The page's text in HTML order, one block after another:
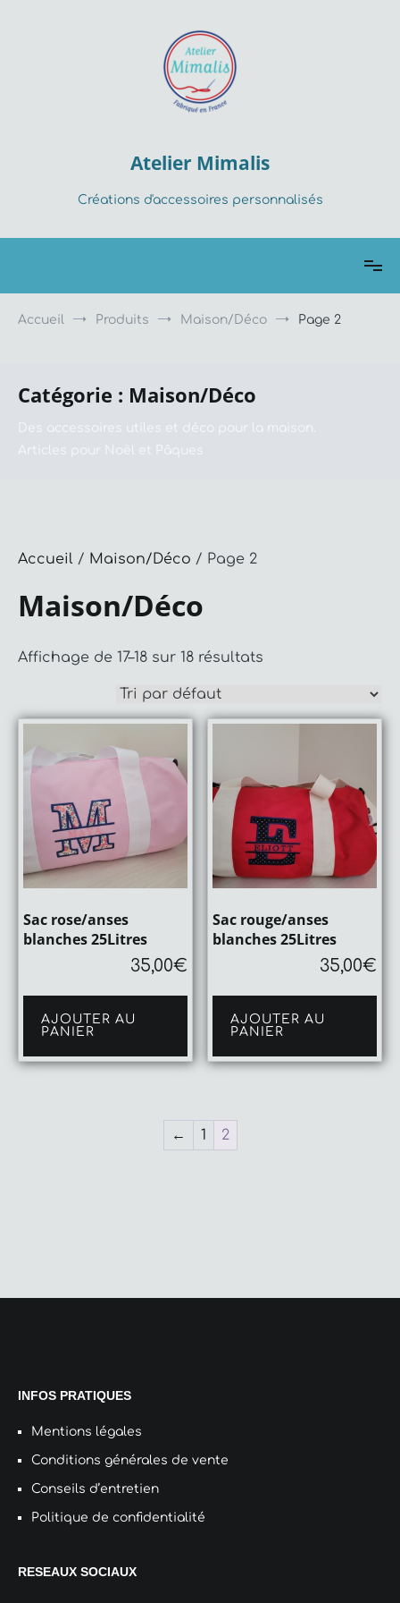
Atelier Mimalis
Créations d'accessoires personnalisés
Accueil Produits Maison/Déco Page 2
Catégorie : Maison/Déco
Des accessoires utiles et déco pour la maison.
Articles pour Noël et Pâques
Accueil / Maison/Déco / Page 2
Maison/Déco
Affichage de 17–18 sur 18 résultats
Sac rose/anses
blanches 25Litres
35,00€
AJOUTER AU
PANIER
Sac rouge/anses
blanches 25Litres
35,00€
AJOUTER AU
PANIER
← 1 2
INFOS PRATIQUES
Mentions légales
Conditions générales de vente
Conseils d’entretien
Politique de confidentialité
RESEAUX SOCIAUX